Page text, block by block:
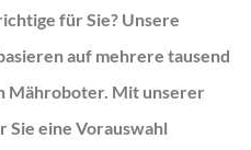
für Sie? Unsere
auf mehrere tausend
Mähroboter. Mit unserer
eine Vorauswahl